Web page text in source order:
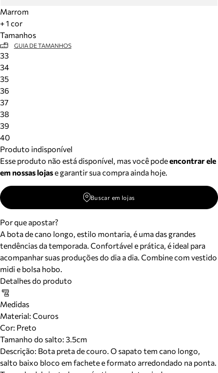
Marrom
+ 1 cor
Tamanhos
GUIA DE TAMANHOS
33
34
35
36
37
38
39
40
Produto indisponível
Esse produto não está disponível, mas você podeencontrar ele
em nossas lojase garantir sua compra ainda hoje.
Buscar em lojas
Por que apostar?
A bota de cano longo, estilo montaria, é uma das grandes
tendências da temporada. Confortável e prática, é ideal para
acompanhar suas produções do dia a dia. Combine com vestido
midi e bolsa hobo.
Detalhes do produto
Medidas
Material: Couros
Cor: Preto
Tamanho do salto: 3.5cm
Descrição: Bota preta de couro. O sapato tem cano longo,
salto baixo bloco em fachete e formato arredondado na ponta.